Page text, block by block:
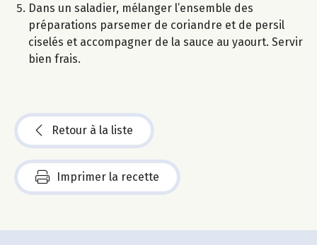
Dans un saladier, mélanger l’ensemble des
préparations parsemer de coriandre et de persil
ciselés et accompagner de la sauce au yaourt. Servir
bien frais.
Retour à la liste
Imprimer la recette